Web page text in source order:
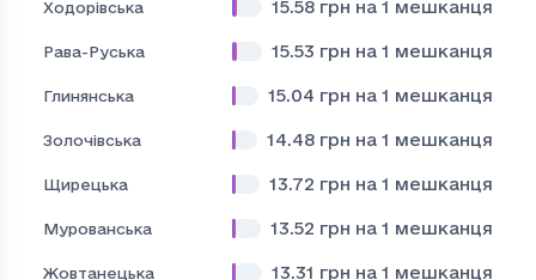
Ходорівська 15.58 грн на 1 мешканця
Рава-Руська 15.53 грн на 1 мешканця
Глинянська 15.04 грн на 1 мешканця
Золочівська 14.48 грн на 1 мешканця
Щирецька 13.72 грн на 1 мешканця
Мурованська 13.52 грн на 1 мешканця
Жовтанецька 13.31 грн на 1 мешканця